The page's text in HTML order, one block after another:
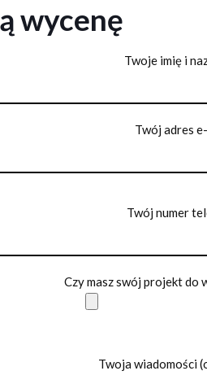
wycenę
Twoje imię i
Twój adres
Twój numer
Czy masz swój projekt do
Twoja wiadomości